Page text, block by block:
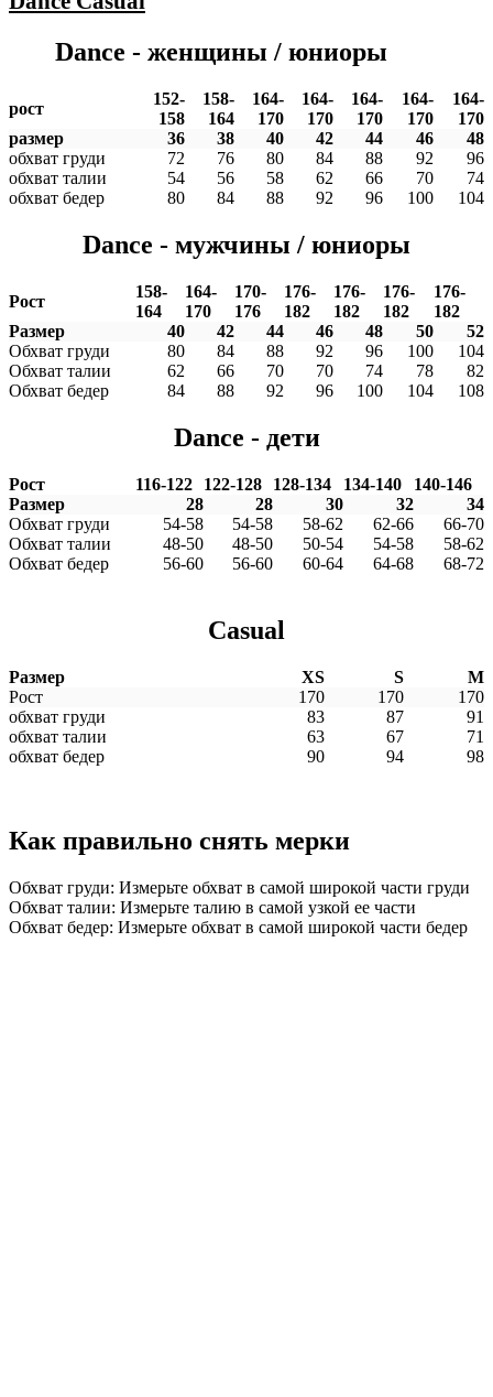
Dance - женщины / юниоры
рост
152-
158
158-
164
164-
170
164-
170
164-
170
164-
170
164-
170
размер
36 38 40 42 44 46
48
обхват груди
72 76 80 84 88 92
96
обхват талии
54 56 58 62 66 70
74
обхват бедер
80 84 88 92 96 100 104
Dance - мужчины / юниоры
Рост
158-
164
164-
170
170-
176
176-
182
176-
182
176-
182
176-
182
Размер
40 42 44 46 48 50
52
Обхват груди
80 84 88 92 96 100
104
Обхват талии
62 66 70 70 74 78
82
Обхват бедер
84 88 92 96 100 104 108
Dance - дети
Рост 116-122 122-128 128-134 134-140
140-146
Размер
28 28 30 32
34
Обхват груди
54-58 54-58 58-62 62-66
66-70
Обхват талии
48-50 48-50 50-54 54-58
58-62
Обхват бедер
56-60 56-60 60-64 64-68 68-72
Casual
Размер XS S
M
Рост
170 170
170
обхват груди
83 87
91
обхват талии
63 67
71
обхват бедер
90 94 98
Как правильно снять мерки
Обхват груди: Измерьте обхват в самой широкой части груди
Обхват талии: Измерьте талию в самой узкой ее части
Обхват бедер: Измерьте обхват в самой широкой части бедер